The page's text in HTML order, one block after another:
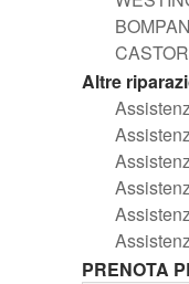
CASTOR
Altre
PRENOTA